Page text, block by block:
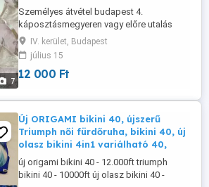
7
Személyes átvétel budapest 4.
káposztásmegyeren vagy előre utalás
után postázom. 1 darab párduc szegélyes
1000.-Ft 1 darab pamut fehér 400 ft
Triumph merevítős fehér 75D és 2 natúr
színű 75E melltartó - 12000 ft darab
IV. kerület, Budapest
július 15
12 000 Ft
Új ORIGAMI bikini 40, újszerű
Triumph női fürdőruha, bikini 40, új
olasz bikini 4in1 variálható 40,
új origami bikini 40 - 12.000ft triumph
bikini 40 - 10000ft új olasz bikini 40 -